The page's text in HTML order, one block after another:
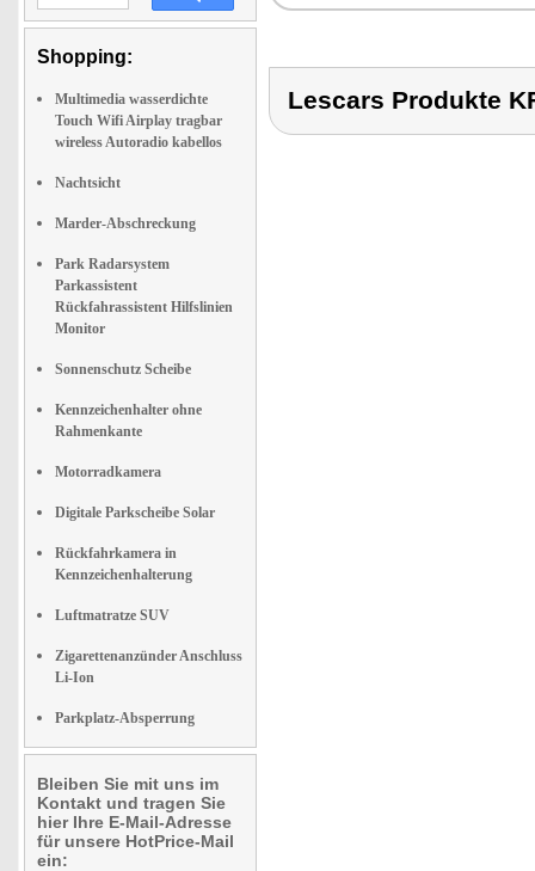
Shopping:
Multimedia wasserdichte
Touch Wifi Airplay tragbar
wireless Autoradio kabellos
Nachtsicht
Marder-Abschreckung
Park Radarsystem
Parkassistent
Rückfahrassistent Hilfslinien
Monitor
Sonnenschutz Scheibe
Kennzeichenhalter ohne
Rahmenkante
Motorradkamera
Digitale Parkscheibe Solar
Rückfahrkamera in
Kennzeichenhalterung
Luftmatratze SUV
Zigarettenanzünder Anschluss
Li-Ion
Parkplatz-Absperrung
Bleiben Sie mit uns im
Kontakt und tragen Sie
hier Ihre E-Mail-Adresse
für unsere HotPrice-Mail
ein:
Lescars Produkte